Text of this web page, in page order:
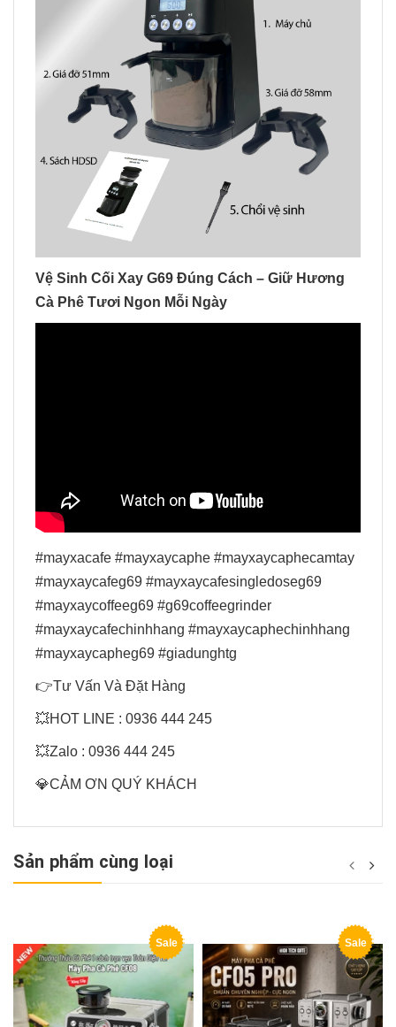
Vệ Sinh Cối Xay G69 Đúng Cách – Giữ Hương
Cà Phê Tươi Ngon Mỗi Ngày
#mayxacafe #mayxaycaphe #mayxaycaphecamtay
#mayxaycafeg69 #mayxaycafesingledoseg69
#mayxaycoffeeg69 #g69coffeegrinder
#mayxaycafechinhhang #mayxaycaphechinhhang
#mayxaycapheg69 #giadunghtg
👉Tư Vấn Và Đặt Hàng
💥HOT LINE : 0936 444 245
💥Zalo : 0936 444 245
💎CẢM ƠN QUÝ KHÁCH
Sản phẩm cùng loại
Sale Sale